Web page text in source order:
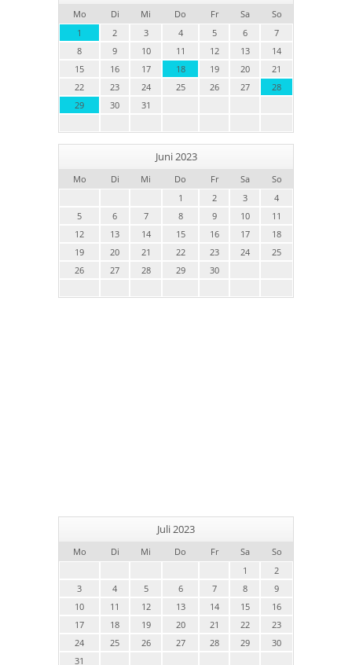
Mo Di Mi Do Fr Sa
So
1
2 3 4 5 6
7
8
9 10 11 12 13
14
15
16 17 18 19 20
21
22
23 24 25 26 27
28
29
30 31
Juni 2023
Mo Di Mi Do Fr Sa
So
1
2 3
4
5
6 7 8 9 10
11
12
13 14 15 16 17
18
19
20 21 22 23 24
25
26
27 28 29 30
Juli 2023
Mo Di Mi Do Fr Sa
So
1
2
3
4 5 6 7 8
9
10
11 12 13 14 15
16
17
18 19 20 21 22
23
24
25 26 27 28 29
30
31